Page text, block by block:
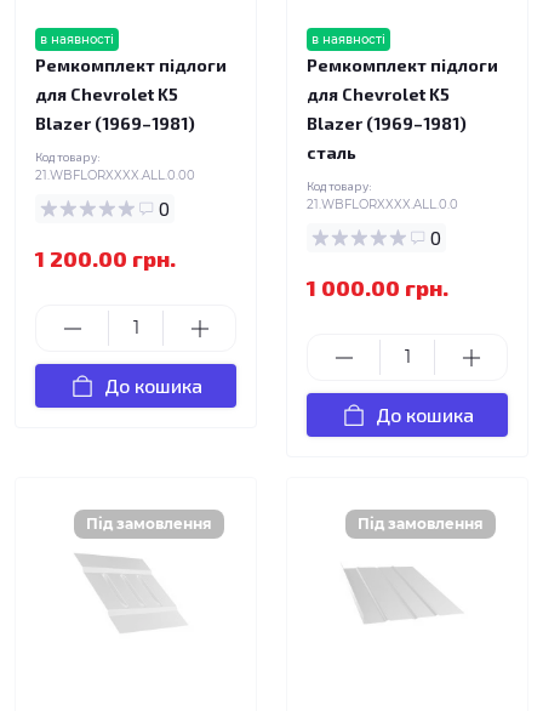
в наявності
Ремкомплект підлоги
для Chevrolet K5
Blazer (1969–1981)
Код товару:
21.WBFLORXXXX.ALL.0.00
0
1 200.00 грн.
До кошика
в наявності
Ремкомплект підлоги
для Chevrolet K5
Blazer (1969–1981)
сталь
Код товару:
21.WBFLORXXXX.ALL.0.0
0
1 000.00 грн.
До кошика